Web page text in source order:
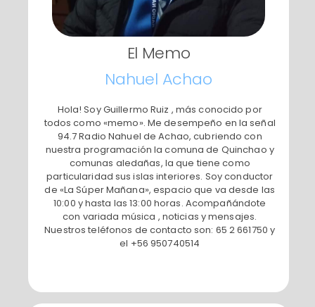
El Memo
​Nahuel Achao
​Hola! Soy Guillermo Ruiz , más conocido por
todos como «memo». Me desempeño en la señal
94.7 Radio Nahuel de Achao, cubriendo con
nuestra programación la comuna de Quinchao y
comunas aledañas, la que tiene como
particularidad sus islas interiores. Soy conductor
de «La Súper Mañana», espacio que va desde las
10:00 y hasta las 13:00 horas. Acompañándote
con variada música , noticias y mensajes.
Nuestros teléfonos de contacto son: 65 2 661750 y
el +56 950740514